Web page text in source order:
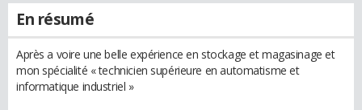
En résumé
Après a voire une belle expérience en stockage et magasinage et
mon spécialité « technicien supérieure en automatisme et
informatique industriel »